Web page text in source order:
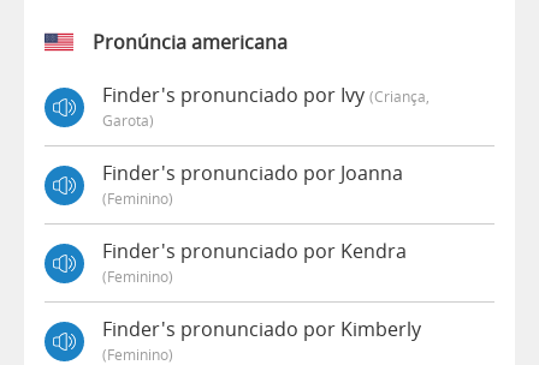
Pronúncia americana
Finder's pronunciado por Ivy (criança,
Garota)
Finder's pronunciado por Joanna
(feminino)
Finder's pronunciado por Kendra
(feminino)
Finder's pronunciado por Kimberly
(feminino)